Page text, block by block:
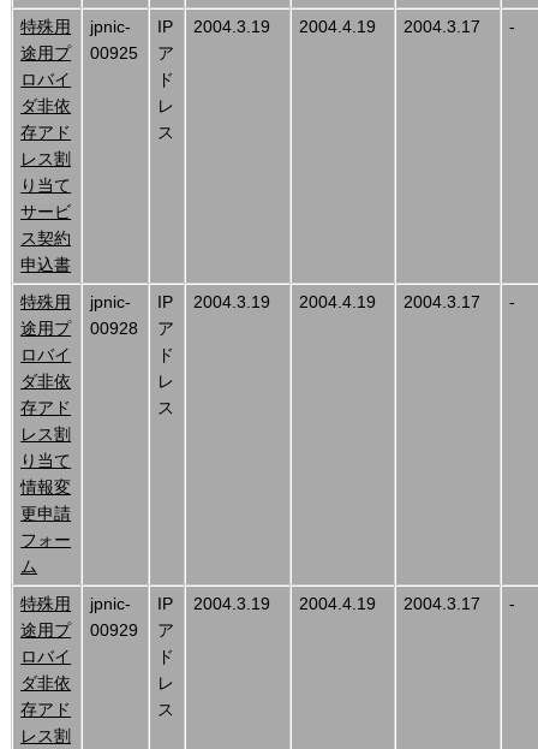
特殊用
途用プ
ロバイ
ダ非依
存アド
レス割
り当て
サービ
ス契約
申込書
jpnic-
00925
IP
ア
ド
レ
ス
2004.3.19 2004.4.19 2004.3.17 -
特殊用
途用プ
ロバイ
ダ非依
存アド
レス割
り当て
情報変
更申請
フォー
ム
jpnic-
00928
IP
ア
ド
レ
ス
2004.3.19 2004.4.19 2004.3.17 -
特殊用
途用プ
ロバイ
ダ非依
存アド
レス割
jpnic-
00929
IP
ア
ド
レ
ス
2004.3.19 2004.4.19 2004.3.17 -